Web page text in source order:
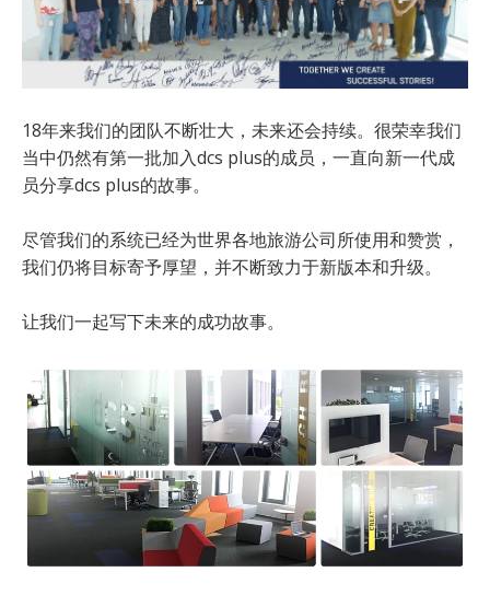
18年来我们的团队不断壮大，未来还会持续。很荣幸我们
当中仍然有第一批加入dcs plus的成员，一直向新一代成
员分享dcs plus的故事。
尽管我们的系统已经为世界各地旅游公司所使用和赞赏，
我们仍将目标寄予厚望，并不断致力于新版本和升级。
让我们一起写下未来的成功故事。